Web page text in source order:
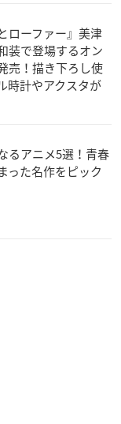
ローファー』美津
装で登場するオン
売！描き下ろし使
時計やアクスタが
るアニメ5選！青春
った名作をピック